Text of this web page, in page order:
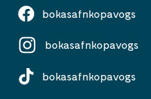
bokasafnkopavogs
bokasafnkopavogs
bokasafnkopavogs